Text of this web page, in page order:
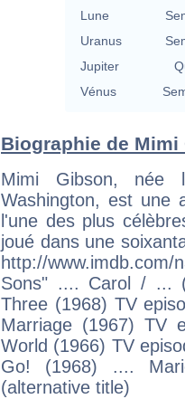
Lune
Uranus
Jupiter
Vénus
Biographie de
Mimi Gibson, née
Washington, est une
l'une des plus
joué dans une
http://
Sons" .... Carol / ...
Three (1968) TV
Marriage (1967) TV
World (1966) TV
Go! (1968) ....
(alternative title)